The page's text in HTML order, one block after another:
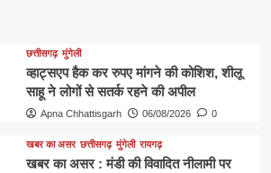
छत्तीसगढ़ मुंगेली
व्हाट्सएप हैक कर रुपए मांगने की कोशिश, शीलू
साहू ने लोगों से सतर्क रहने की अपील
Apna Chhattisgarh 06/08/2026 0
खबर का असर छत्तीसगढ़ मुंगेली रायगढ़
खबर का असर : मंडी की विवादित नीलामी पर